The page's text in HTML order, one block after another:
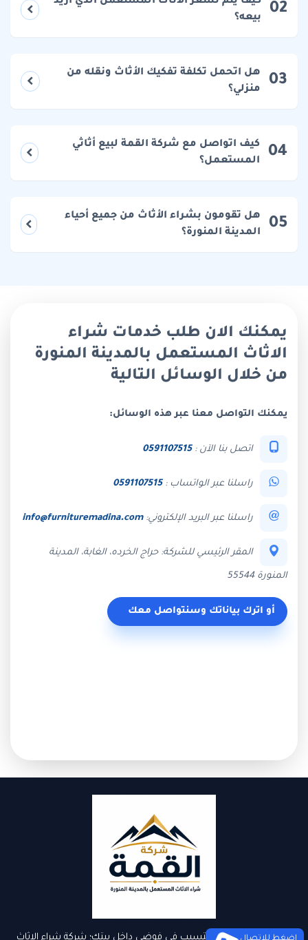
02
بيعه؟
03
هل اتحمل تكلفة تفكيك الأثاث ونقله من
منزلي؟
04
كيف اتواصل مع شركة القمة لبيع أثاثي
المستعمل؟
05
هل تقومون بشراء الأثاث من جميع أحياء
المدينة المنورة؟
يمكنك الان طلب خدمات شراء
الاثاث المستعمل بالمدينة المنورة
من خلال الوسائل التالية
يمكنك التواصل معنا عبر هذه الوسائل:
اتصل بنا الآن :0591107515
راسلنا عبر الواتساب :0591107515
راسلنا عبر البريد الإلكتروني:info@furnituremadina.com
المقر الرئيسي للشركة: حراج الخرده، الغابة، المدينة
المنورة 55544
أو اترك بياناتك وسنتواصل معك
لا تدع الأثاث الفائض يتسبب في فوضى داخل بيتك؛ شركة شراء الاثاث